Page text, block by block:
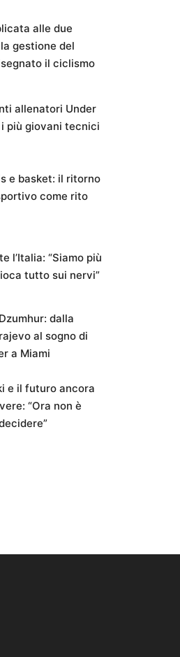
alle due
gestione del
il ciclismo
allenatori Under
più giovani tecnici
e basket: il ritorno
come rito
l’Italia: “Siamo più
tutto sui nervi”
dalla
al sogno di
a Miami
e il futuro ancora
“Ora non è